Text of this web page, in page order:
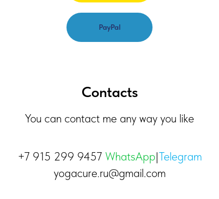
PayPal
Contacts
You can contact me any way you like
+7 915 299 9457 WhatsApp|Telegram
yogacure.ru@gmail.com